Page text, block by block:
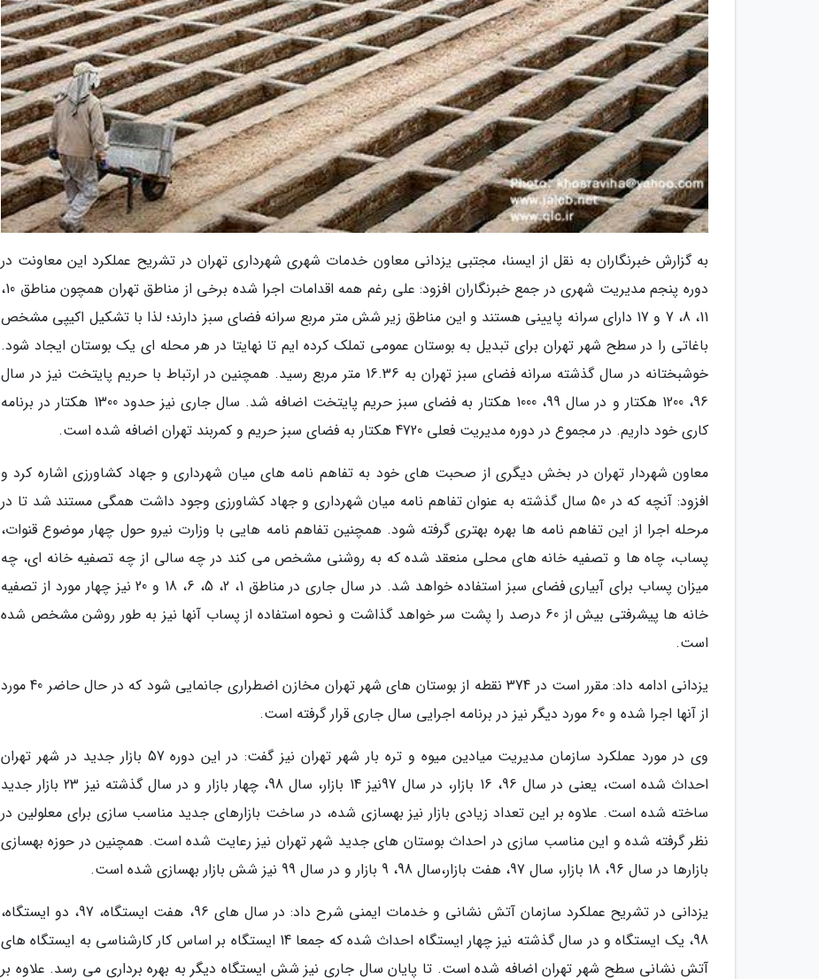
به گزارش خبرنگاران به نقل از ایسنا، مجتبی یزدانی معاون خدمات شهری شهرداری تهران در تشریح عملکرد این معاونت در
دوره پنجم مدیریت شهری در جمع خبرنگاران افزود: علی رغم همه اقدامات اجرا شده برخی از مناطق تهران همچون مناطق 10،
11، 8، 7 و 17 دارای سرانه پایینی هستند و این مناطق زیر شش متر مربع سرانه فضای سبز دارند؛ لذا با تشکیل اکیپی مشخص
باغاتی را در سطح شهر تهران برای تبدیل به بوستان عمومی تملک کرده ایم تا نهایتا در هر محله ای یک بوستان ایجاد شود.
خوشبختانه در سال گذشته سرانه فضای سبز تهران به 16.36 متر مربع رسید. همچنین در ارتباط با حریم پایتخت نیز در سال
96، 1200 هکتار و در سال 99، 1000 هکتار به فضای سبز حریم پایتخت اضافه شد. سال جاری نیز حدود 1300 هکتار در برنامه
کاری خود داریم. در مجموع در دوره مدیریت فعلی 4720 هکتار به فضای سبز حریم و کمربند تهران اضافه شده است.
معاون شهردار تهران در بخش دیگری از صحبت های خود به تفاهم نامه های میان شهرداری و جهاد کشاورزی اشاره کرد و
افزود: آنچه که در 50 سال گذشته به عنوان تفاهم نامه میان شهرداری و جهاد کشاورزی وجود داشت همگی مستند شد تا در
مرحله اجرا از این تفاهم نامه ها بهره بهتری گرفته شود. همچنین تفاهم نامه هایی با وزارت نیرو حول چهار موضوع قنوات،
پساب، چاه ها و تصفیه خانه های محلی منعقد شده که به روشنی مشخص می کند در چه سالی از چه تصفیه خانه ای، چه
میزان پساب برای آبیاری فضای سبز استفاده خواهد شد. در سال جاری در مناطق 1، 2، 5، 6، 18 و 20 نیز چهار مورد از تصفیه
خانه ها پیشرفتی بیش از 60 درصد را پشت سر خواهد گذاشت و نحوه استفاده از پساب آنها نیز به طور روشن مشخص شده
است.
یزدانی ادامه داد: مقرر است در 374 نقطه از بوستان های شهر تهران مخازن اضطراری جانمایی شود که در حال حاضر 40 مورد
از آنها اجرا شده و 60 مورد دیگر نیز در برنامه اجرایی سال جاری قرار گرفته است.
وی در مورد عملکرد سازمان مدیریت میادین میوه و تره بار شهر تهران نیز گفت: در این دوره 57 بازار جدید در شهر تهران
احداث شده است، یعنی در سال 96، 16 بازار، در سال 97نیز 14 بازار، سال 98، چهار بازار و در سال گذشته نیز 23 بازار جدید
ساخته شده است. علاوه بر این تعداد زیادی بازار نیز بهسازی شده، در ساخت بازارهای جدید مناسب سازی برای معلولین در
نظر گرفته شده و این مناسب سازی در احداث بوستان های جدید شهر تهران نیز رعایت شده است. همچنین در حوزه بهسازی
بازارها در سال 96، 18 بازار، سال 97، هفت بازار،سال 98، 9 بازار و در سال 99 نیز شش بازار بهسازی شده است.
یزدانی در تشریح عملکرد سازمان آتش نشانی و خدمات ایمنی شرح داد: در سال های 96، هفت ایستگاه، 97، دو ایستگاه،
98، یک ایستگاه و در سال گذشته نیز چهار ایستگاه احداث شده که جمعا 14 ایستگاه بر اساس کار کارشناسی به ایستگاه های
آتش نشانی سطح شهر تهران اضافه شده است. تا پایان سال جاری نیز شش ایستگاه دیگر به بهره برداری می رسد. علاوه بر